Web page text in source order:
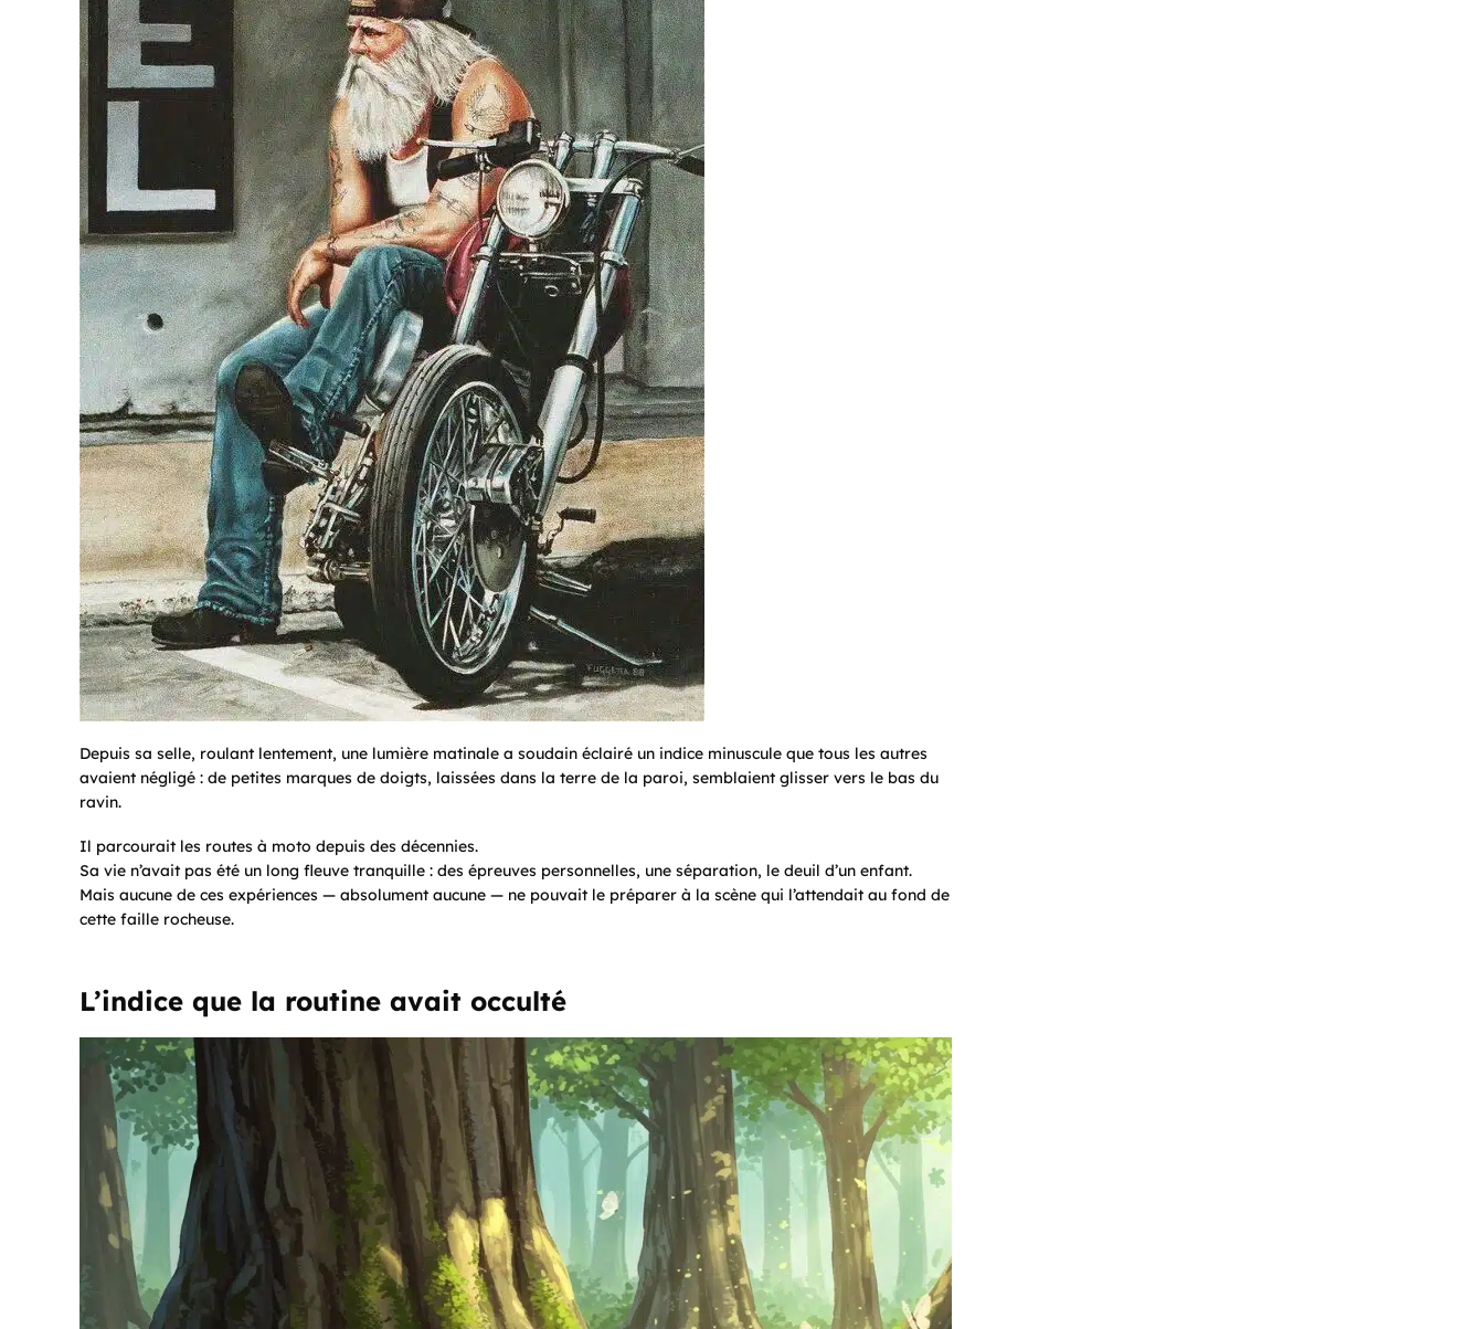
Depuis sa selle, roulant lentement, une lumière matinale a soudain éclairé un indice minuscule que tous les autres
avaient négligé : de petites marques de doigts, laissées dans la terre de la paroi, semblaient glisser vers le bas du
ravin.
Il parcourait les routes à moto depuis des décennies.
Sa vie n’avait pas été un long fleuve tranquille : des épreuves personnelles, une séparation, le deuil d’un enfant.
Mais aucune de ces expériences — absolument aucune — ne pouvait le préparer à la scène qui l’attendait au fond de
cette faille rocheuse.
L’indice que la routine avait occulté